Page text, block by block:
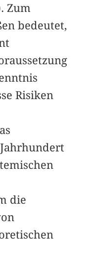
Zum
bedeutet,
Risiken
die